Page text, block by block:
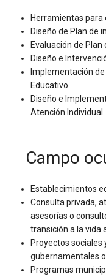
Herramientas para
Diseño de Plan de
Evaluación de
Diseño e
Implementación
Educativo.
Diseño e
Atención Individual.
Campo
Establecimientos
Consulta privada,
asesorías o
transición a la vida
Proyectos
gubernamentales
Programas